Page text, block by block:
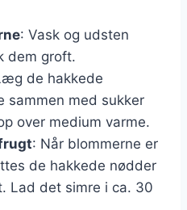
: Vask og udsten
dem groft.
de hakkede
sammen med sukker
over medium varme.
: Når blommerne er
de hakkede nødder
Lad det simre i ca. 30